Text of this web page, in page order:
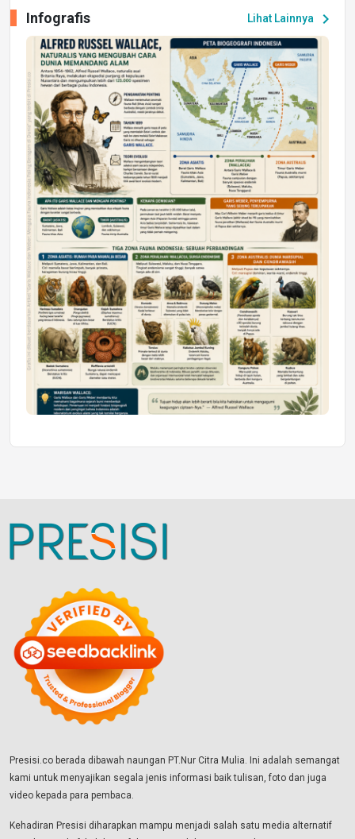
Peluang Kerja dan Magang
Jumat, 17 Jul 2026 22:30
DAERAH
Astra Motor Kalimantan Timur 2 Dukung
Mahasiswa Samarinda dalam Astra
Honda SDGs Future Leaders 2026
Jumat, 10 Jul 2026 19:01
Lihat Lainnya chevron_right
Infografis
Presisi.co berada dibawah naungan PT.Nur Citra Mulia. Ini adalah semangat
kami untuk menyajikan segala jenis informasi baik tulisan, foto dan juga
video kepada para pembaca.
Kehadiran Presisi diharapkan mampu menjadi salah satu media alternatif